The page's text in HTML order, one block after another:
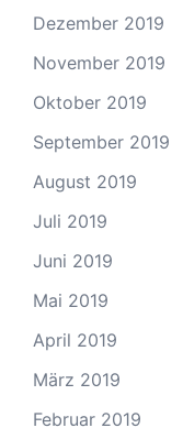
Dezember 2019
November 2019
Oktober 2019
September 2019
August 2019
Juli 2019
Juni 2019
Mai 2019
April 2019
März 2019
Februar 2019